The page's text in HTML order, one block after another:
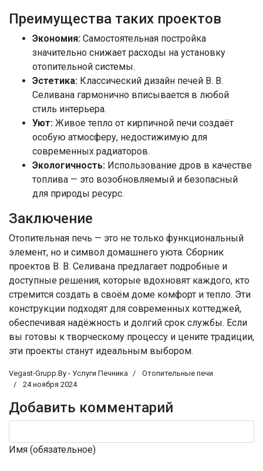
Преимущества таких проектов
Экономия: Самостоятельная постройка
значительно снижает расходы на установку
отопительной системы.
Эстетика: Классический дизайн печей В. В.
Селивана гармонично вписывается в любой
стиль интерьера.
Уют: Живое тепло от кирпичной печи создаёт
особую атмосферу, недостижимую для
современных радиаторов.
Экологичность: Использование дров в качестве
топлива — это возобновляемый и безопасный
для природы ресурс.
Заключение
Отопительная печь — это не только функциональный
элемент, но и символ домашнего уюта. Сборник
проектов В. В. Селивана предлагает подробные и
доступные решения, которые вдохновят каждого, кто
стремится создать в своём доме комфорт и тепло. Эти
конструкции подходят для современных коттеджей,
обеспечивая надёжность и долгий срок службы. Если
вы готовы к творческому процессу и цените традиции,
эти проекты станут идеальным выбором.
Vegast-Grupp.By - Услуги Печника
Отопительные печи
24 ноября 2024
Добавить комментарий
Имя (обязательное)